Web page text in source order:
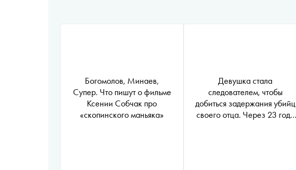
Богомолов, Минаев,
Супер. Что пишут о фильме
Ксении Собчак про
«скопинского маньяка»
Девушка стала
следователем, чтобы
добиться задержания убийц
своего отца. Через 23 года